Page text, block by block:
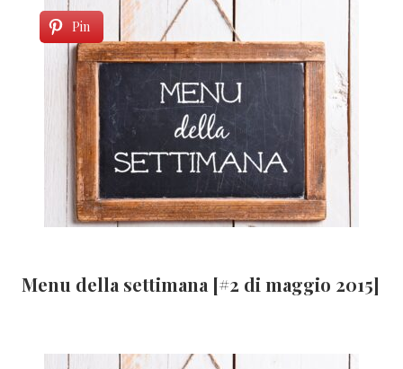
Pin
Menu della settimana [#2 di maggio 2015]